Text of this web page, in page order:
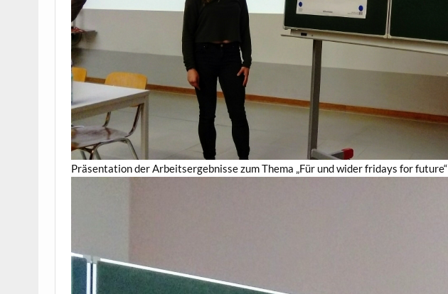
Präsentation der Arbeitsergebnisse zum Thema „Für und wider fridays for future“